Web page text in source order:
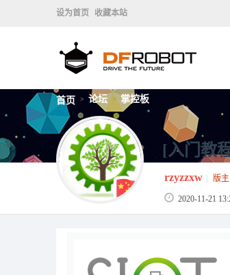
设为首页 收藏本站
首页 > 论坛 > 掌控板
[入门教
rzyzzxw 版主
2020-11-21